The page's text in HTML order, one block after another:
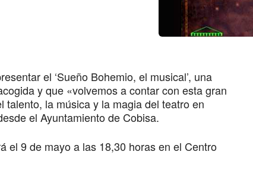
el ‘Sueño Bohemio, el musical’, una
y que «volvemos a contar con esta gran
talento, la música y la magia del teatro en
el Ayuntamiento de Cobisa.
el 9 de mayo a las 18,30 horas en el Centro